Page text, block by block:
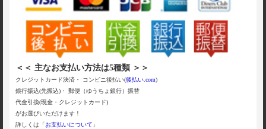
＜＜ 主なお支払い方法は5種類 ＞＞
クレジットカード決済・ コンビニ後払い(後払い.com)
銀行振込(先振込)・ 郵便（ゆうちょ銀行）振替
代金引換(現金・クレジットカード)
がお選びいただけます！
詳しくは「お支払いについて 」